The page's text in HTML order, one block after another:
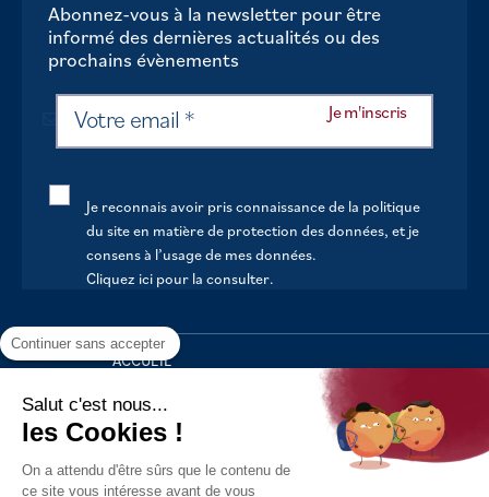
Abonnez-vous à la newsletter pour être
informé des dernières actualités ou des
prochains évènements
Je reconnais avoir pris connaissance de la politique
du site en matière de protection des données, et je
consens à l’usage de mes données.
Cliquez ici pour la consulter.
ACCUEIL
VOTRE MAIRIE
VOTRE QUOTIDIEN
AU FIL DE LA VIE
Continuer sans accepter
Salut c'est nous...
les Cookies !
On a attendu d'être sûrs que le contenu de
ce site vous intéresse avant de vous